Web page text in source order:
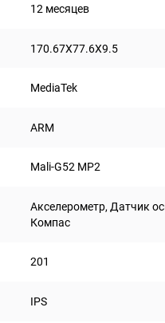
12 месяцев
170.67X77.6X9.5
MediaTek
ARM
Mali-G52 MP2
Акселерометр, Датчик
Компас
201
IPS